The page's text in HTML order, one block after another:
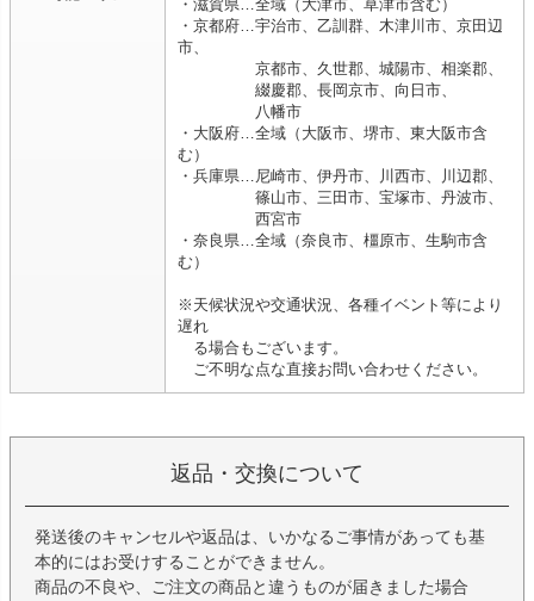
・滋賀県…全域（大津市、草津市含む）
・京都府…宇治市、乙訓群、木津川市、京田辺
市、
京都市、久世郡、城陽市、相楽郡、
綴慶郡、長岡京市、向日市、
八幡市
・大阪府…全域（大阪市、堺市、東大阪市含
む）
・兵庫県…尼崎市、伊丹市、川西市、川辺郡、
篠山市、三田市、宝塚市、丹波市、
西宮市
・奈良県…全域（奈良市、橿原市、生駒市含
む）
※天候状況や交通状況、各種イベント等により
遅れ
る場合もございます。
ご不明な点な直接お問い合わせください。
返品・交換について
発送後のキャンセルや返品は、いかなるご事情があっても基
本的にはお受けすることができません。
商品の不良や、ご注文の商品と違うものが届きました場合